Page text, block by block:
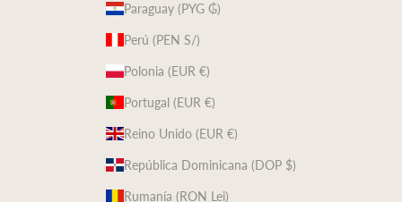
Paraguay (PYG ₲)
Perú (PEN S/)
Polonia (EUR €)
Portugal (EUR €)
Reino Unido (EUR €)
República Dominicana (DOP $)
Rumanía (RON Lei)